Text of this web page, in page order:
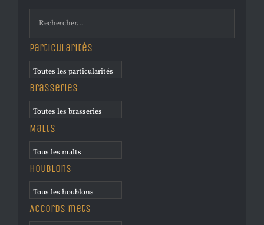
Particularités
Brasseries
Malts
Houblons
Accords mets